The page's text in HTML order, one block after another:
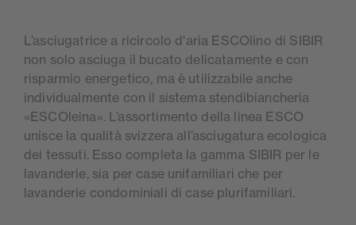
L’asciugatrice a ricircolo d'aria ESCOlino di SIBIR
non solo asciuga il bucato delicatamente e con
risparmio energetico, ma è utilizzabile anche
individualmente con il sistema stendibiancheria
«ESCOleina». L’assortimento della linea ESCO
unisce la qualità svizzera all’asciugatura ecologica
dei tessuti. Esso completa la gamma SIBIR per le
lavanderie, sia per case unifamiliari che per
lavanderie condominiali di case plurifamiliari.